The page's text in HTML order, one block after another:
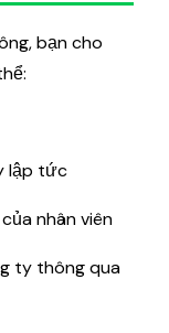
bạn cho
lập tức
nhân viên
ty thông qua